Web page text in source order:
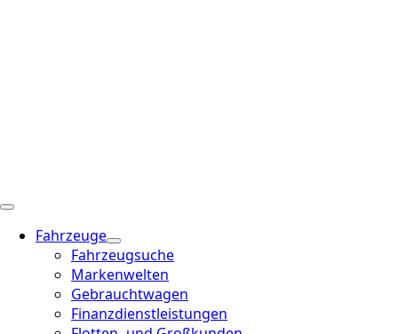
Fahrzeuge
Fahrzeugsuche
Markenwelten
Gebrauchtwagen
Finanzdienstleistungen